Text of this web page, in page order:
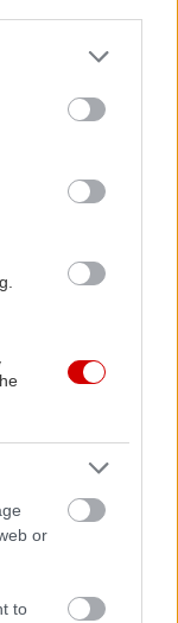
more Google
may click to
party tags to
below Google
or
to
μηδέν
Δεν έγινε